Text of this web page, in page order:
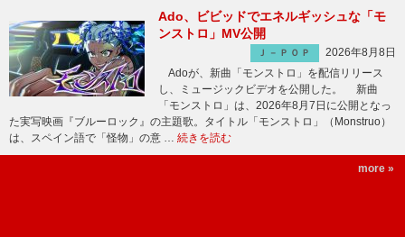
Ado、ビビッドでエネルギッシュな「モ
ンストロ」MV公開
Ｊ－ＰＯＰ
2026年8月8日
Adoが、新曲「モンストロ」を配信リリース
し、ミュージックビデオを公開した。 新曲
「モンストロ」は、2026年8月7日に公開となっ
た実写映画『ブルーロック』の主題歌。タイトル「モンストロ」（Monstruo）
は、スペイン語で「怪物」の意 … 続きを読む
more »